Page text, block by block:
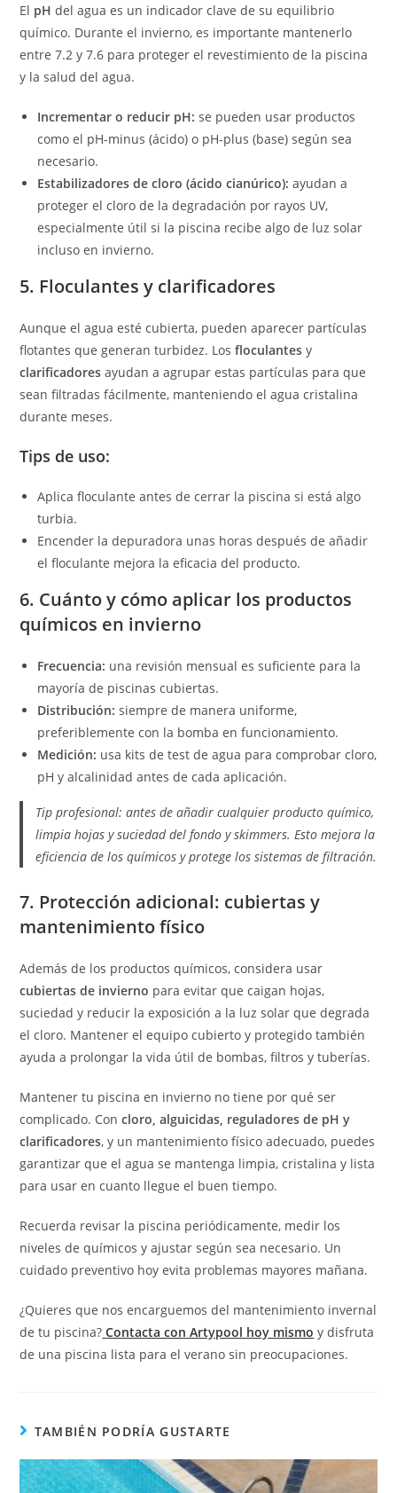
El pH del agua es un indicador clave de su equilibrio
químico. Durante el invierno, es importante mantenerlo
entre 7.2 y 7.6 para proteger el revestimiento de la piscina
y la salud del agua.
Incrementar o reducir pH: se pueden usar productos
como el pH-minus (ácido) o pH-plus (base) según sea
necesario.
Estabilizadores de cloro (ácido cianúrico): ayudan a
proteger el cloro de la degradación por rayos UV,
especialmente útil si la piscina recibe algo de luz solar
incluso en invierno.
5. Floculantes y clarificadores
Aunque el agua esté cubierta, pueden aparecer partículas
flotantes que generan turbidez. Losfloculantes y
clarificadores ayudan a agrupar estas partículas para que
sean filtradas fácilmente, manteniendo el agua cristalina
durante meses.
Tips de uso:
Aplica floculante antes de cerrar la piscina si está algo
turbia.
Encender la depuradora unas horas después de añadir
el floculante mejora la eficacia del producto.
6. Cuánto y cómo aplicar los productos
químicos en invierno
Frecuencia: una revisión mensual es suficiente para la
mayoría de piscinas cubiertas.
Distribución: siempre de manera uniforme,
preferiblemente con la bomba en funcionamiento.
Medición: usa kits de test de agua para comprobar cloro,
pH y alcalinidad antes de cada aplicación.
Tip profesional: antes de añadir cualquier producto químico,
limpia hojas y suciedad del fondo y skimmers. Esto mejora la
eficiencia de los químicos y protege los sistemas de filtración.
7. Protección adicional: cubiertas y
mantenimiento físico
Además de los productos químicos, considera usar
cubiertas de invierno para evitar que caigan hojas,
suciedad y reducir la exposición a la luz solar que degrada
el cloro. Mantener el equipo cubierto y protegido también
ayuda a prolongar la vida útil de bombas, filtros y tuberías.
Mantener tu piscina en invierno no tiene por qué ser
complicado. Concloro, alguicidas, reguladores de pH y
clarificadores, y un mantenimiento físico adecuado, puedes
garantizar que el agua se mantenga limpia, cristalina y lista
para usar en cuanto llegue el buen tiempo.
Recuerda revisar la piscina periódicamente, medir los
niveles de químicos y ajustar según sea necesario. Un
cuidado preventivo hoy evita problemas mayores mañana.
¿Quieres que nos encarguemos del mantenimiento invernal
de tu piscina? Contacta con Artypool hoy mismo y disfruta
de una piscina lista para el verano sin preocupaciones.
TAMBIÉN PODRÍA GUSTARTE